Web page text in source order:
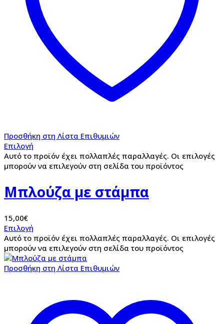
Προσθήκη στη Λίστα Επιθυμιών
Επιλογή
Αυτό το προϊόν έχει πολλαπλές παραλλαγές. Οι επιλογές
μπορούν να επιλεγούν στη σελίδα του προϊόντος
Μπλούζα με στάμπα
15,00€
Επιλογή
Αυτό το προϊόν έχει πολλαπλές παραλλαγές. Οι επιλογές
μπορούν να επιλεγούν στη σελίδα του προϊόντος
Προσθήκη στη Λίστα Επιθυμιών